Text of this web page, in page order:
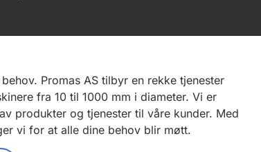
Promas AS tilbyr en rekke tjenester
fra 10 til 1000 mm i diameter. Vi er
produkter og tjenester til våre kunder. Med
vi for at alle dine behov blir møtt.